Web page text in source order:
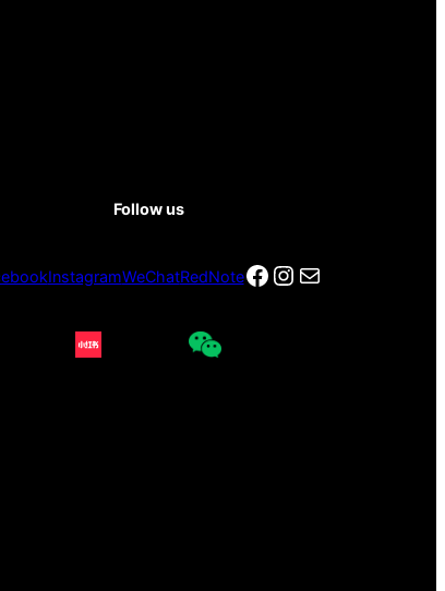
Follow us
InstagramWeChatRedNoteFacebook
Instagram
电子邮件